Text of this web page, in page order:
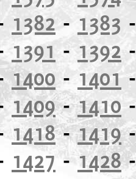
1382 - 1383
1391 -1392
1400 -1401
1409-1410
1418-1419
1427-1428